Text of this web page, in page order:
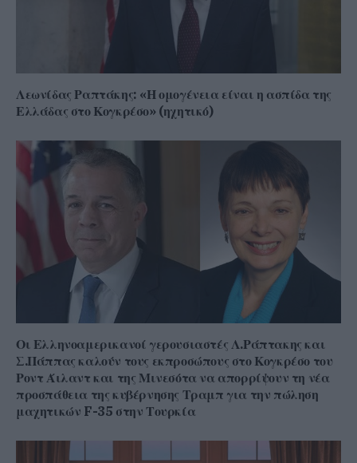
Λεωνίδας Ραπτάκης: «Η ομογένεια είναι η ασπίδα της
Ελλάδας στο Κογκρέσο» (ηχητικό)
Οι Ελληνοαμερικανοί γερουσιαστές Λ.Ράπτακης και
Σ.Πάππας καλούν τους εκπροσώπους στο Κογκρέσο του
Ροντ Άιλαντ και της Μινεσότα να απορρίψουν τη νέα
προσπάθεια της κυβέρνησης Τραμπ για την πώληση
μαχητικών F-35 στην Τουρκία